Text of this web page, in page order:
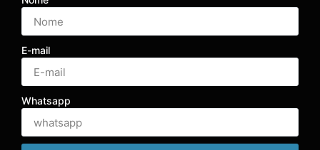
E-mail
Whatsapp